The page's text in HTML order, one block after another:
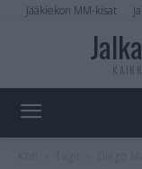
Jääkiekon MM-kisat